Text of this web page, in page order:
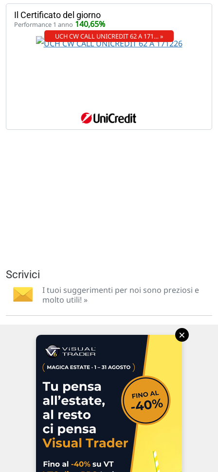
Il Certificato del giorno
Performance 1 anno 140,65%
UCH CW CALL UNICREDIT 62 A 171… »
Scrivici
I tuoi suggerimenti per noi sono preziosi e
molto utili! »
47923 Rimini
P.IVA 02 452 460 401
Chi siamo
Commenti e segnalazioni
Contattaci
×